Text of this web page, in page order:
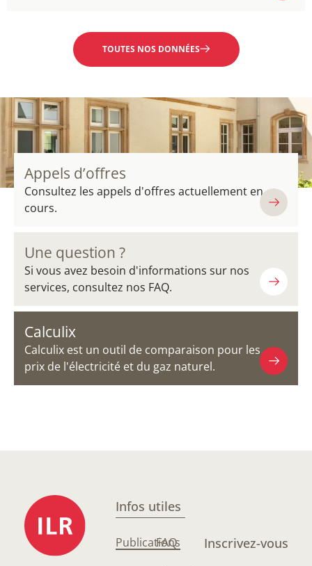
TOUTES NOS DONNÉES
Appels d’offres
Consultez les appels d'offres actuellement en
cours.
Une question ?
Si vous avez besoin d'informations sur nos
services, consultez nos FAQ.
Calculix
Calculix est un outil de comparaison pour les
prix de l'électricité et du gaz naturel.
Infos utiles
Publications
FAQ Inscrivez-vous